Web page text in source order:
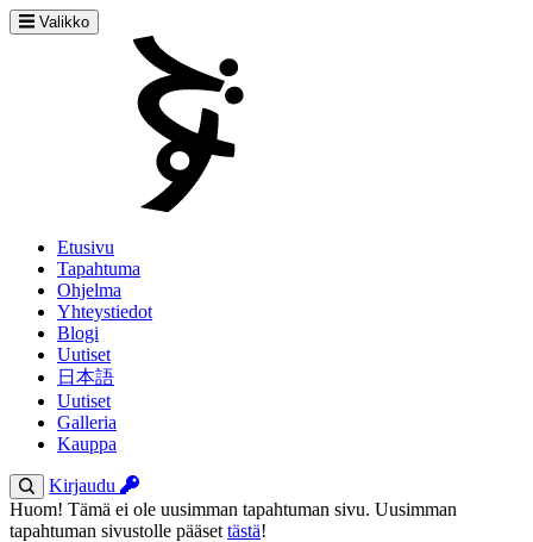
Valikko
Etusivu
Tapahtuma
Ohjelma
Yhteystiedot
Blogi
Uutiset
日本語
Uutiset
Galleria
Kauppa
Kirjaudu
Huom! Tämä ei ole uusimman tapahtuman sivu. Uusimman
tapahtuman sivustolle pääset tästä!